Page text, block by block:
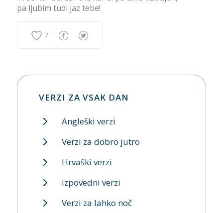
pa ljubim tudi jaz tebe!
7
VERZI ZA VSAK DAN
Angleški verzi
Verzi za dobro jutro
Hrvaški verzi
Izpovedni verzi
Verzi za lahko noč